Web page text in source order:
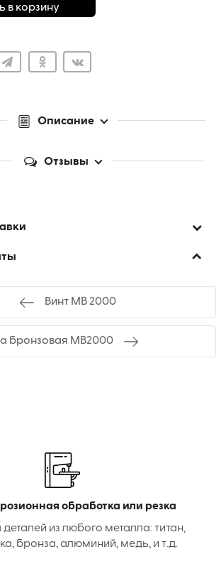
в корзину
Описание
Отзывы
Винт МВ 2000
бронзовая МВ2000
обработка или резка
из любого металла: титан,
бронза, алюминий, медь, и т.д.